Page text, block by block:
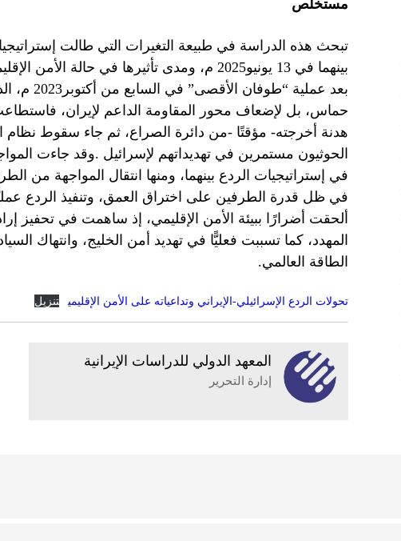
مستخلص
‬الطاقة‭ ‬العالمي‭.‬
تحولات الردع الإسرائيلي-الإيراني وتداعياته على الأمن الإقليمي تنزيل
المعهد الدولي للدراسات الإيرانية
إدارة التحرير